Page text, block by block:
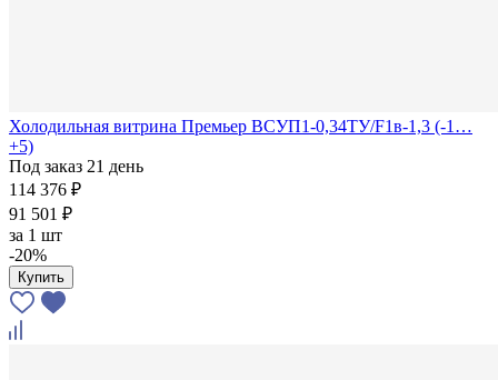
Холодильная витрина Премьер ВСУП1-0,34ТУ/F1в-1,3 (-1…
+5)
Под заказ 21 день
114 376 ₽
91 501 ₽
за 1 шт
-20%
Купить